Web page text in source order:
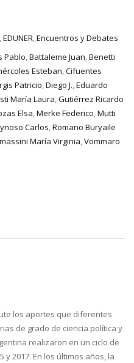
,EDUNER,Encuentros y Debates
Pablo,Battaleme Juan,Benetti
Esteban,Cifuentes
Patricio,Diego J.,Eduardo
María Laura,Gutiérrez Ricardo
Elsa,Merke Federico,Mutti
Carlos,Romano Buryaile
María Virginia,Vommaro
los aportes que diferentes
de grado de ciencia política y
realizaron en un ciclo de
2017. En los últimos años, la